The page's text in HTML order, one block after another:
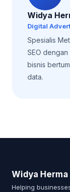
Widya
Digital
Spesialis
SEO dengan
bisnis
data.
Widya Herma
Helping